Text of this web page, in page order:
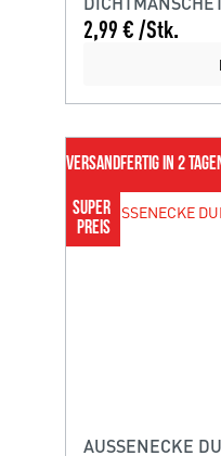
2,99 € /Stk.
VERSANDFERTIG IN 2
SUPER
PREIS
AUSSENECKE